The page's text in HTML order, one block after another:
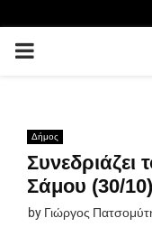
PRIMARY
Δήμος
Συνεδριάζει
Σάμου (30/10)
by Γιώργος